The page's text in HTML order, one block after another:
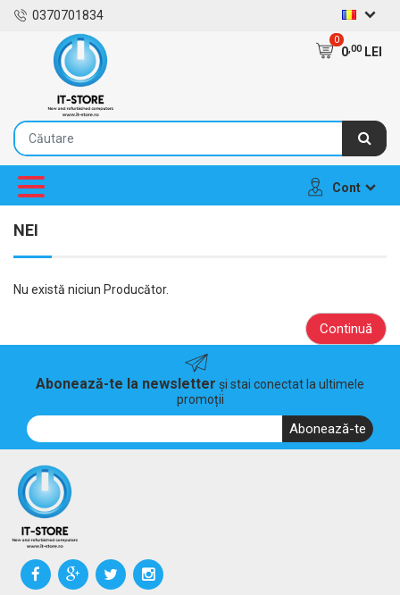
0370701834
0
0,00LEI
Cont
NEI
Nu există niciun Producător.
Continuă
Abonează-te la newsletter și stai conectat la ultimele
promoții
Abonează-te